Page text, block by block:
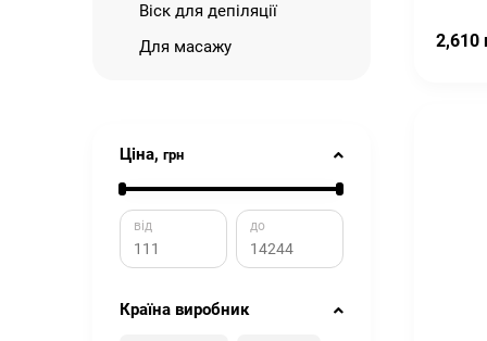
2,610
Віск для депіляції
Для масажу
Ціна, грн
від до
Країна виробник